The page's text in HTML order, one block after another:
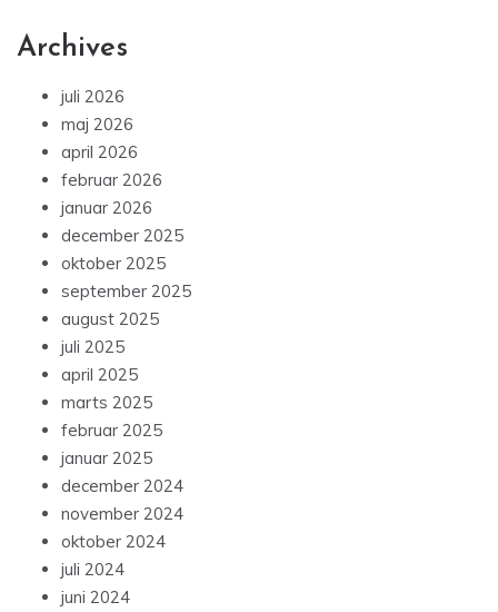
Archives
juli 2026
maj 2026
april 2026
februar 2026
januar 2026
december 2025
oktober 2025
september 2025
august 2025
juli 2025
april 2025
marts 2025
februar 2025
januar 2025
december 2024
november 2024
oktober 2024
juli 2024
juni 2024